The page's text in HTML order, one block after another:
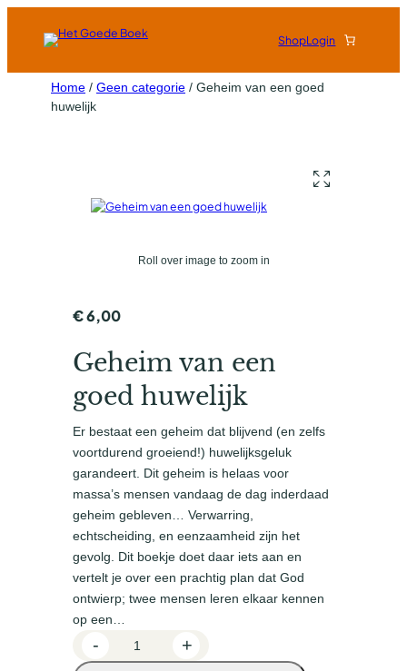
ShopLogin
Home / Geen categorie / Geheim van een goed
huwelijk
Roll over image to zoom in
€6,00
Geheim van een
goed huwelijk
Er bestaat een geheim dat blijvend (en zelfs
voortdurend groeiend!) huwelijksgeluk
garandeert. Dit geheim is helaas voor
massa’s mensen vandaag de dag inderdaad
geheim gebleven… Verwarring,
echtscheiding, en eenzaamheid zijn het
gevolg. Dit boekje doet daar iets aan en
vertelt je over een prachtig plan dat God
ontwierp; twee mensen leren elkaar kennen
op een…
e
- +